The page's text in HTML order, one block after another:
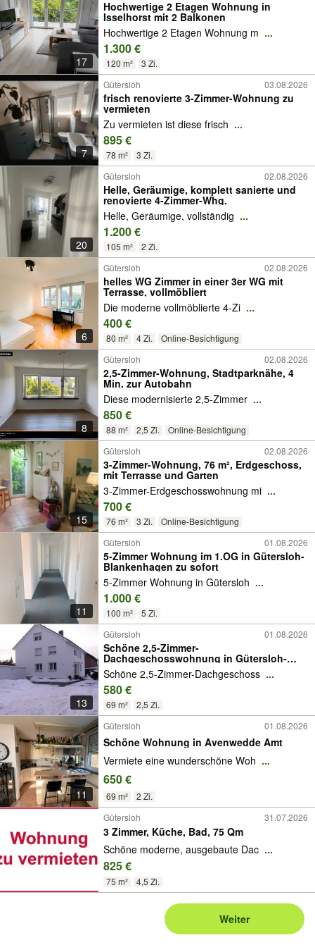
17
Hochwertige 2 Etagen Wohnung in
Isselhorst mit 2 Balkonen
Hochwertige 2 Etagen Wohnung m ...
1.300 €
120 m² 3 Zi.
7
Gütersloh 03.08.2026
frisch renovierte 3-Zimmer-Wohnung zu
vermieten
Zu vermieten ist diese frisch ...
895 €
78 m² 3 Zi.
20
Gütersloh 02.08.2026
Helle, Geräumige, komplett sanierte und
renovierte 4-Zimmer-Whg.
Helle, Geräumige, vollständig ...
1.200 €
105 m² 2 Zi.
6
Gütersloh 02.08.2026
helles WG Zimmer in einer 3er WG mit
Terrasse, vollmöbliert
Die moderne vollmöblierte 4-Zi ...
400 €
80 m² 4 Zi. Online-Besichtigung
8
Gütersloh 02.08.2026
2,5-Zimmer-Wohnung, Stadtparknähe, 4
Min. zur Autobahn
Diese modernisierte 2,5-Zimmer ...
850 €
88 m² 2,5 Zi. Online-Besichtigung
15
Gütersloh 02.08.2026
3-Zimmer-Wohnung, 76 m², Erdgeschoss,
mit Terrasse und Garten
3-Zimmer-Erdgeschosswohnung mi ...
700 €
76 m² 3 Zi. Online-Besichtigung
11
Gütersloh 01.08.2026
5-Zimmer Wohnung im 1.OG in Gütersloh-
Blankenhagen zu sofort
5-Zimmer Wohnung in Gütersloh ...
1.000 €
100 m² 5 Zi.
13
Gütersloh 01.08.2026
Schöne 2,5-Zimmer-
Dachgeschosswohnung in Gütersloh-
Avenwedde Bhf
Schöne 2,5-Zimmer-Dachgeschoss ...
580 €
69 m² 2,5 Zi.
11
Gütersloh 01.08.2026
Schöne Wohnung in Avenwedde Amt
Vermiete eine wunderschöne Woh ...
650 €
69 m²
2 Zi.
Gütersloh
31.07.2026
3 Zimmer, Küche, Bad, 75 Qm
Schöne moderne, ausgebaute Dac ...
825 €
75 m² 4,5 Zi.
Weiter